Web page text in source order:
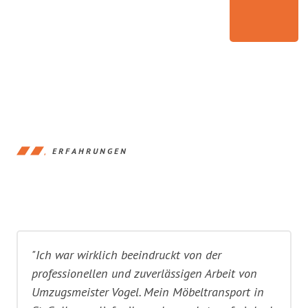
ERFAHRUNGEN
"Ich war wirklich beeindruckt von der
professionellen und zuverlässigen Arbeit von
Umzugsmeister Vogel. Mein Möbeltransport in